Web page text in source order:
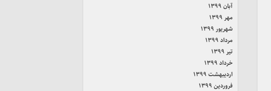
آبان ۱۳۹۹
مهر ۱۳۹۹
شهریور ۱۳۹۹
مرداد ۱۳۹۹
تیر ۱۳۹۹
خرداد ۱۳۹۹
اردیبهشت ۱۳۹۹
فروردین ۱۳۹۹